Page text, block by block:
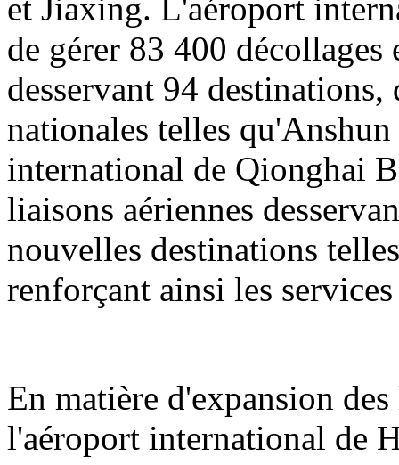
et Jiaxing. L'aéroport
de gérer 83 400 décollages
desservant 94
nationales telles
international de Qionghai
liaisons aériennes
nouvelles destinations
renforçant ainsi les
En matière d'expansion
l'aéroport international de